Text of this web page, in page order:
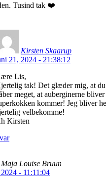
Tusind tak ❤️
Kirsten Skaarup
21, 2024 - 21:38:12
Lis,
tak! Det glæder mig, at du
meget, at auberginerne bliver
kommer! Jeg bliver
velbekomme!
Kirsten
Maja Louise Bruun
- 11:11:04